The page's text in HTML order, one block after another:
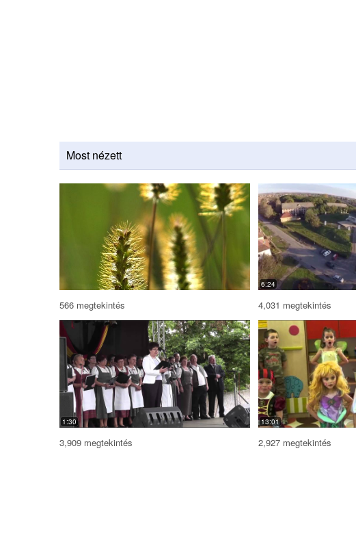
Most nézett
566 megtekintés
6:24
4,031 megtekintés
1:30
3,909 megtekintés
13:01
2,927 megtekintés